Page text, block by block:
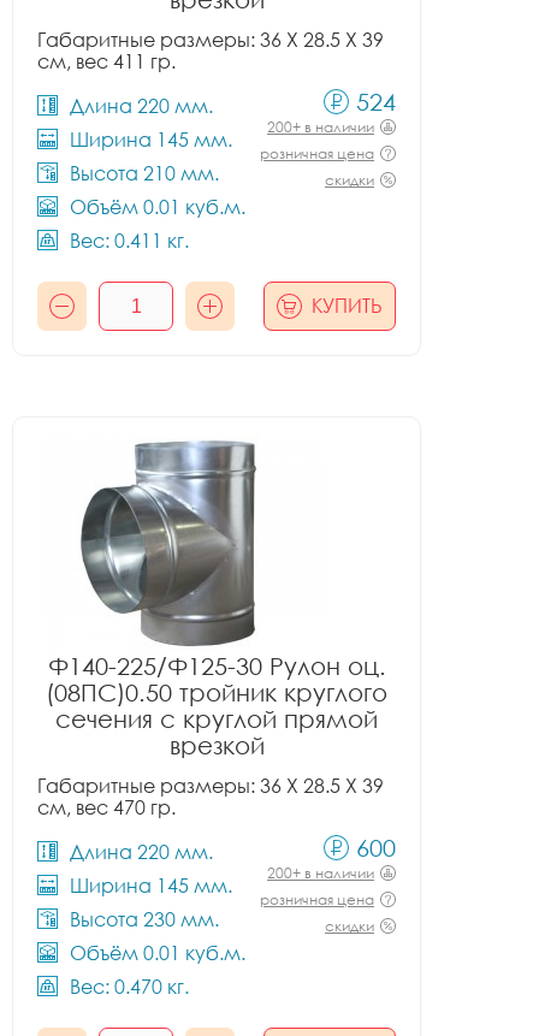
Габаритные размеры: 36 X 28.5 X 39
см, вес 411 гр.
Длина 220 мм.
Ширина 145 мм.
Высота 210 мм.
Объём 0.01 куб.м.
Вес: 0.411 кг.
524
200+ в наличии
розничная цена
скидки
КУПИТЬ
Ф140-225/Ф125-30 Рулон оц.
(08ПС)0.50 тройник круглого
сечения с круглой прямой
врезкой
Габаритные размеры: 36 X 28.5 X 39
см, вес 470 гр.
Длина 220 мм.
Ширина 145 мм.
Высота 230 мм.
Объём 0.01 куб.м.
Вес: 0.470 кг.
600
200+ в наличии
розничная цена
скидки